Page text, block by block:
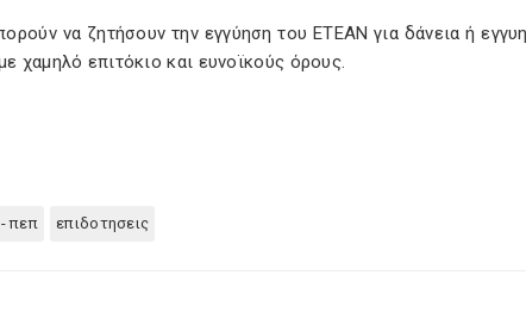
να ζητήσουν την εγγύηση του ΕΤΕΑΝ για δάνεια ή
χαμηλό επιτόκιο και ευνοϊκούς όρους.
πεπ επιδοτησεις